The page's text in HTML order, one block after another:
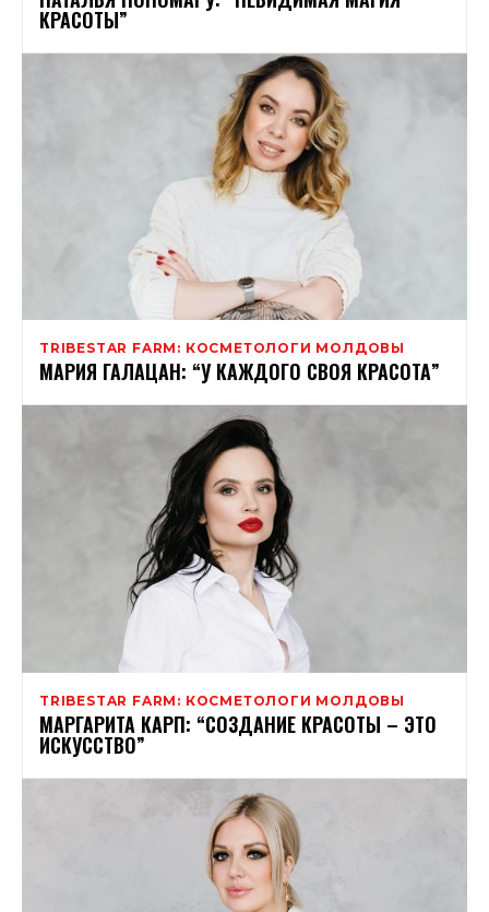
КРАСОТЫ”
TRIBESTAR FARM: КОСМЕТОЛОГИ МОЛДОВЫ
МАРИЯ ГАЛАЦАН: “У КАЖДОГО СВОЯ КРАСОТА”
TRIBESTAR FARM: КОСМЕТОЛОГИ МОЛДОВЫ
МАРГАРИТА КАРП: “СОЗДАНИЕ КРАСОТЫ – ЭТО
ИСКУССТВО”